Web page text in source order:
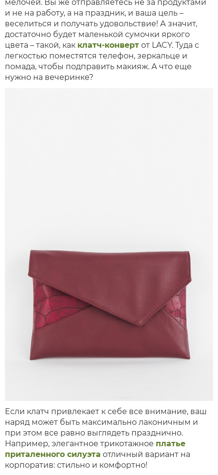
мелочей. Вы же отправляетесь не за продуктами
и не на работу, а на праздник, и ваша цель –
веселиться и получать удовольствие! А значит,
достаточно будет маленькой сумочки яркого
цвета – такой, как клатч-конверт от LACY. Туда с
легкостью поместятся телефон, зеркальце и
помада, чтобы подправить макияж. А что еще
нужно на вечеринке?
Если клатч привлекает к себе все внимание, ваш
наряд может быть максимально лаконичным и
при этом все равно выглядеть празднично.
Например, элегантное трикотажное платье
приталенного силуэта отличный вариант на
корпоратив: стильно и комфортно!